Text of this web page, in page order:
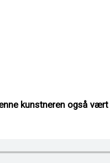
kunstneren også vært